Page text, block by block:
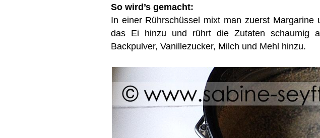
So wird’s gemacht:
In einer Rührschüssel mixt man zuerst Margarine
das Ei hinzu und rührt die Zutaten schaumig
Backpulver, Vanillezucker, Milch und Mehl hinzu.